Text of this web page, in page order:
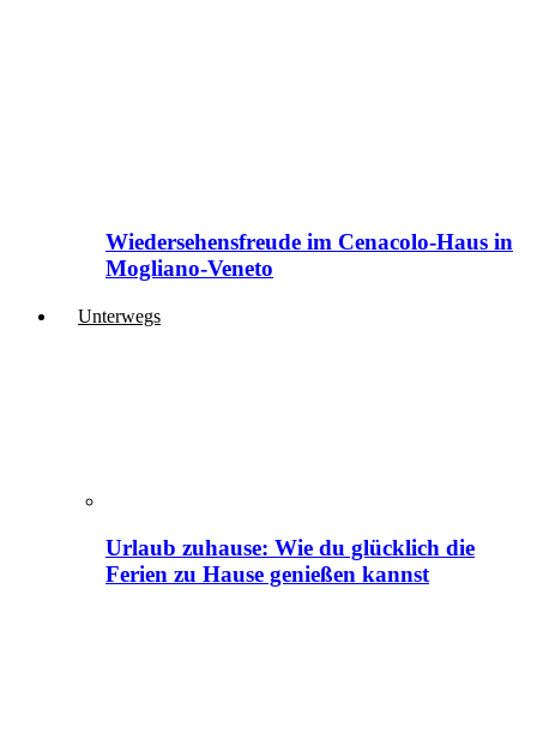
Wiedersehensfreude im Cenacolo-Haus in
Mogliano-Veneto
Unterwegs
Urlaub zuhause: Wie du glücklich die
Ferien zu Hause genießen kannst